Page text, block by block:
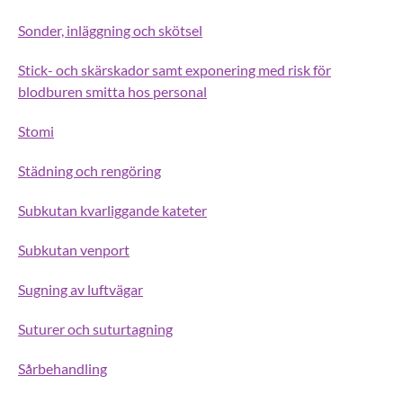
Sonder, inläggning och skötsel
Stick- och skärskador samt exponering med risk för
blodburen smitta hos personal
Stomi
Städning och rengöring
Subkutan kvarliggande kateter
Subkutan venport
Sugning av luftvägar
Suturer och suturtagning
Sårbehandling